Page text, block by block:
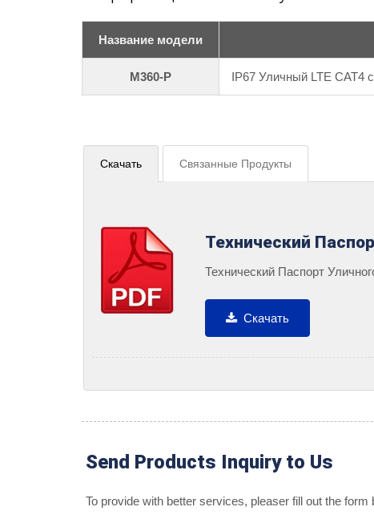
Название модели
M360-P IP67 Уличный LTE CAT4
Скачать Связанные Продукты
Технический
Технический Паспорт
Скачать